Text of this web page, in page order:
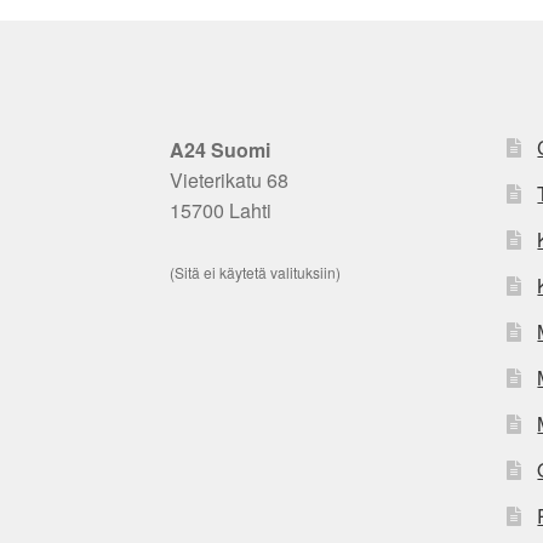
A24 Suomi
Vieterikatu 68
15700 Lahti
(Sitä ei käytetä valituksiin)